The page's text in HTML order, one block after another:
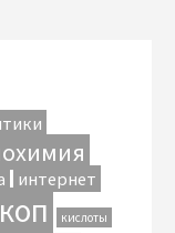
интернет
кислоты